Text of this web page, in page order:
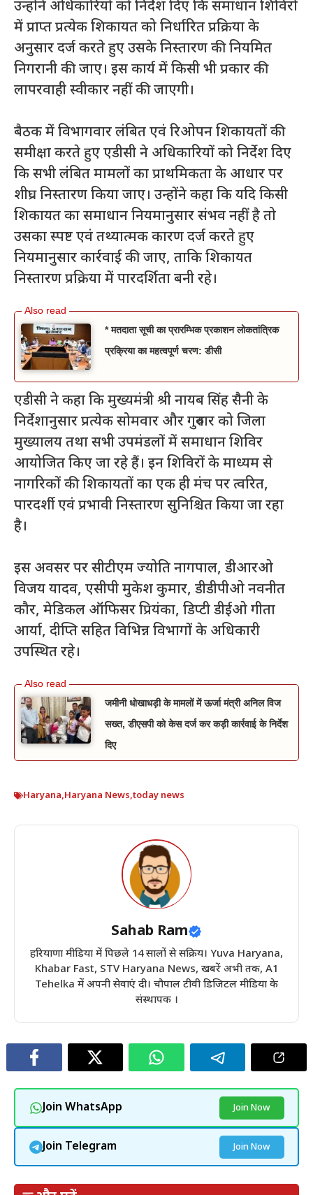
उन्होंने अधिकारियों को निर्देश दिए कि समाधान शिविरों
में प्राप्त प्रत्येक शिकायत को निर्धारित प्रक्रिया के
अनुसार दर्ज करते हुए उसके निस्तारण की नियमित
निगरानी की जाए। इस कार्य में किसी भी प्रकार की
लापरवाही स्वीकार नहीं की जाएगी।
बैठक में विभागवार लंबित एवं रिओपन शिकायतों की
समीक्षा करते हुए एडीसी ने अधिकारियों को निर्देश दिए
कि सभी लंबित मामलों का प्राथमिकता के आधार पर
शीघ्र निस्तारण किया जाए। उन्होंने कहा कि यदि किसी
शिकायत का समाधान नियमानुसार संभव नहीं है तो
उसका स्पष्ट एवं तथ्यात्मक कारण दर्ज करते हुए
नियमानुसार कार्रवाई की जाए, ताकि शिकायत
निस्तारण प्रक्रिया में पारदर्शिता बनी रहे।
* मतदाता सूची का प्रारम्भिक प्रकाशन लोकतांत्रिक
प्रक्रिया का महत्वपूर्ण चरण: डीसी
एडीसी ने कहा कि मुख्यमंत्री श्री नायब सिंह सैनी के
निर्देशानुसार प्रत्येक सोमवार और गुरुवार को जिला
मुख्यालय तथा सभी उपमंडलों में समाधान शिविर
आयोजित किए जा रहे हैं। इन शिविरों के माध्यम से
नागरिकों की शिकायतों का एक ही मंच पर त्वरित,
पारदर्शी एवं प्रभावी निस्तारण सुनिश्चित किया जा रहा
है।
इस अवसर पर सीटीएम ज्योति नागपाल, डीआरओ
विजय यादव, एसीपी मुकेश कुमार, डीडीपीओ नवनीत
कौर, मेडिकल ऑफिसर प्रियंका, डिप्टी डीईओ गीता
आर्या, दीप्ति सहित विभिन्न विभागों के अधिकारी
उपस्थित रहे।
जमीनी धोखाधड़ी के मामलों में ऊर्जा मंत्री अनिल विज
सख्त, डीएसपी को केस दर्ज कर कड़ी कार्रवाई के निर्देश
दिए
Haryana,Haryana News,today news
Sahab Ram
हरियाणा मीडिया में पिछले 14 सालों से सक्रिय। Yuva Haryana,
Khabar Fast, STV Haryana News, खबरें अभी तक, A1
Tehelka में अपनी सेवाएं दी। चौपाल टीवी डिजिटल मीडिया के
संस्थापक ।
Join WhatsApp Join Now
Join Telegram Join Now